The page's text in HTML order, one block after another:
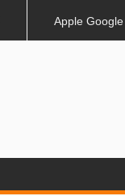
Apple Google